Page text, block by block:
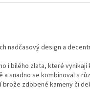
nadčasový design a
bílého zlata, které vynikají
snadno se kombinoval s
zdobené kameny či